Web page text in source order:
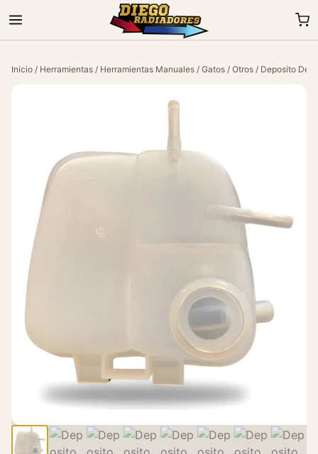
Inicio / Herramientas / Herramientas Manuales / Gatos / Otros / Deposito De